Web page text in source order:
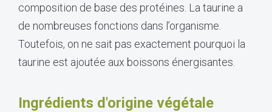
composition de base des protéines. La taurine a
de nombreuses fonctions dans l’organisme.
Toutefois, on ne sait pas exactement pourquoi la
taurine est ajoutée aux boissons énergisantes.
Ingrédients d'origine végétale